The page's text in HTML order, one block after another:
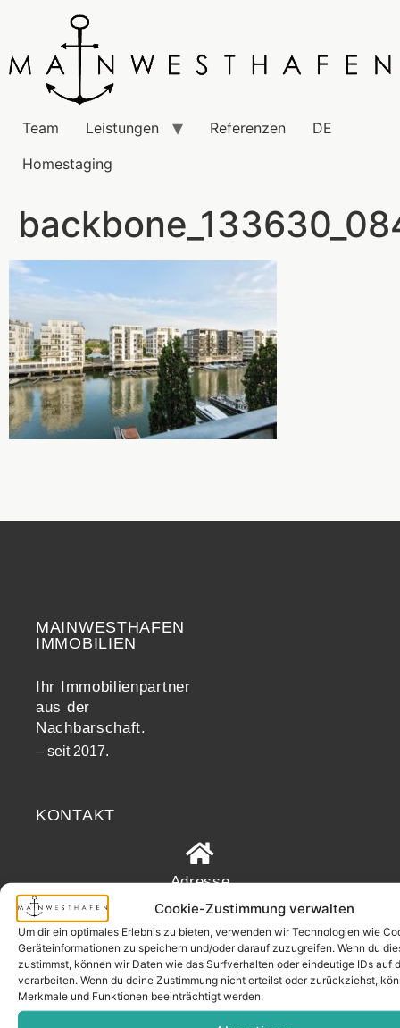
Cookie-Zustimmung verwalten
Um dir ein optimales Erlebnis zu bieten, verwenden wir Technologien wie
Geräteinformationen zu speichern und/oder darauf zuzugreifen. Wenn du
zustimmst, können wir Daten wie das Surfverhalten oder eindeutige IDs auf
verarbeiten. Wenn du deine Zustimmung nicht erteilst oder zurückziehst,
Merkmale und Funktionen beeinträchtigt werden.
Team Leistungen Referenzen
DE
Homestaging
MAINWESTHAFEN
IMMOBILIEN
Ihr Immobilienpartner
aus der
Nachbarschaft.
– seit 2017.
KONTAKT
Adresse
Mainwesthafen Immobilien Speicherstraße 5
60327 Frankfurt
Telefon